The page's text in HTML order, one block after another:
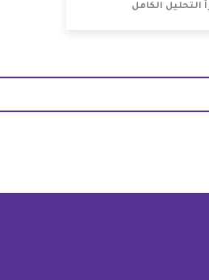
التحليل الكامل